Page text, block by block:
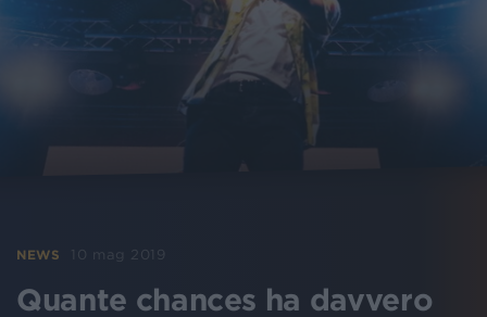
NEWS 10 mag 2019
Quante chances ha davvero